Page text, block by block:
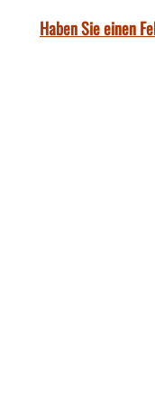
Haben Sie einen